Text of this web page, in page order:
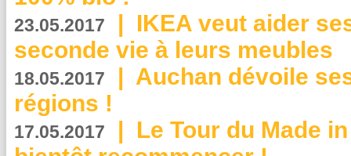
23.05.2017 | IKEA veut aider
seconde vie à leurs meubles
18.05.2017 | Auchan dévoile
régions !
17.05.2017 | Le Tour du Made